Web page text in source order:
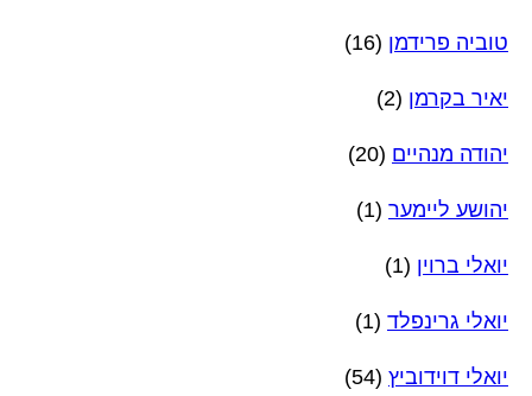
טוביה פרידמן (16)
יאיר בקרמן (2)
יהודה מנהיים (20)
יהושע ליימער (1)
יואלי ברוין (1)
יואלי גרינפלד (1)
יואלי דוידוביץ (54)